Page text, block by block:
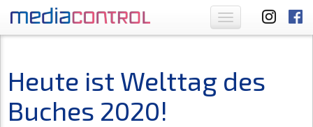
Toggle
navigation
Heute ist Welttag des
Buches 2020!